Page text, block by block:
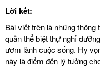
Lời kết:
Bài viết trên là những thông
quần thể biệt thự nghỉ
ươm lành cuộc sống. Hy
này là điểm đến lý tưởng